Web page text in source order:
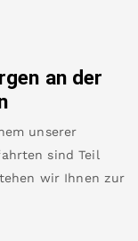
an der
unserer
sind Teil
wir Ihnen zur